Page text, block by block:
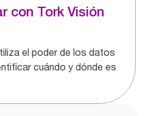
con Tork Visión
el poder de los datos
cuándo y dónde es